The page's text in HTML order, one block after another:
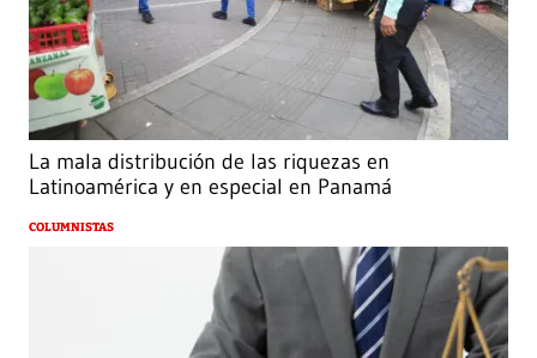
La mala distribución de las riquezas en
Latinoamérica y en especial en Panamá
COLUMNISTAS